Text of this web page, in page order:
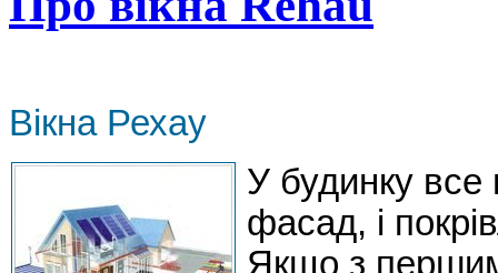
Вікна Рехау
У будинку все
фасад, і
Якщо з